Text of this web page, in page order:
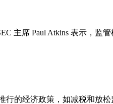
主席 Paul Atkins 表示，监
的经济政策，如减税和放